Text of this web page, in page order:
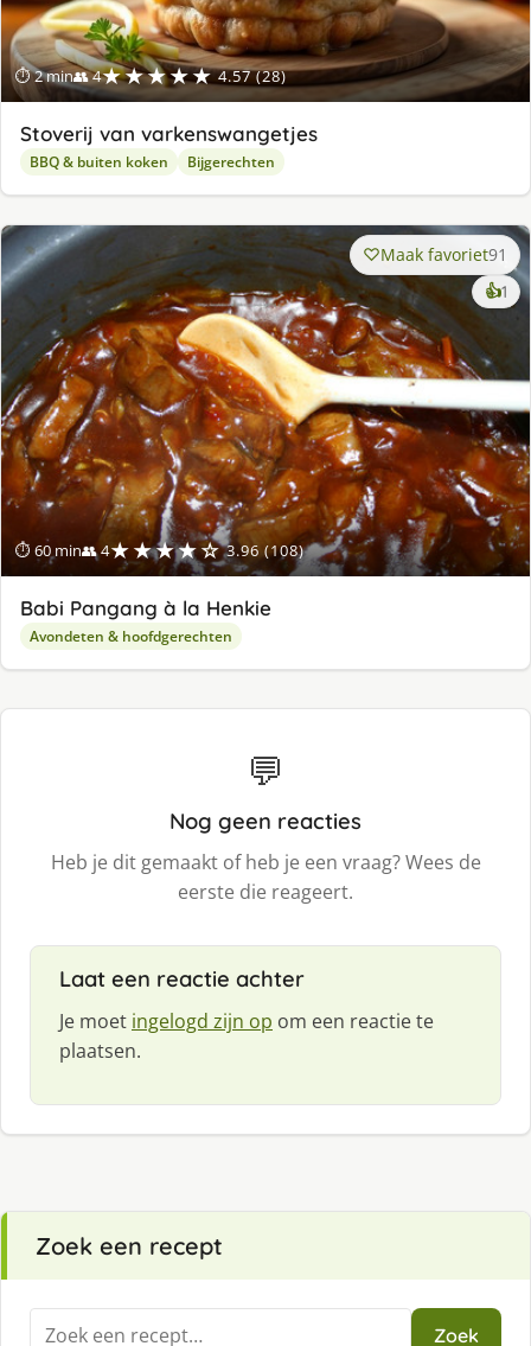
⏱ 2 min👥 4★★★★★ 4.57 (28)
Stoverij van varkenswangetjes
BBQ & buiten koken Bijgerechten
⏱ 60 min👥 4★★★★☆ 3.96 (108)
Maak favoriet91
👍1
Babi Pangang à la Henkie
Avondeten & hoofdgerechten
💬
Nog geen reacties
Heb je dit gemaakt of heb je een vraag? Wees de
eerste die reageert.
Laat een reactie achter
Je moet ingelogd zijn op om een reactie te
plaatsen.
Zoek een recept
Zoeken
Zoek